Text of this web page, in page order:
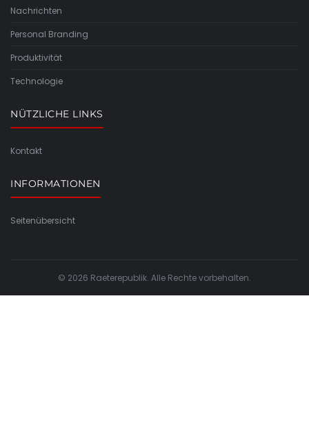
Nachrichten
Personal Branding
Produktivität
Technologie
NÜTZLICHE LINKS
Kontakt
INFORMATIONEN
Seitenübersicht
© 2026 Raeterepublik. Alle Rechte vorbehalten.